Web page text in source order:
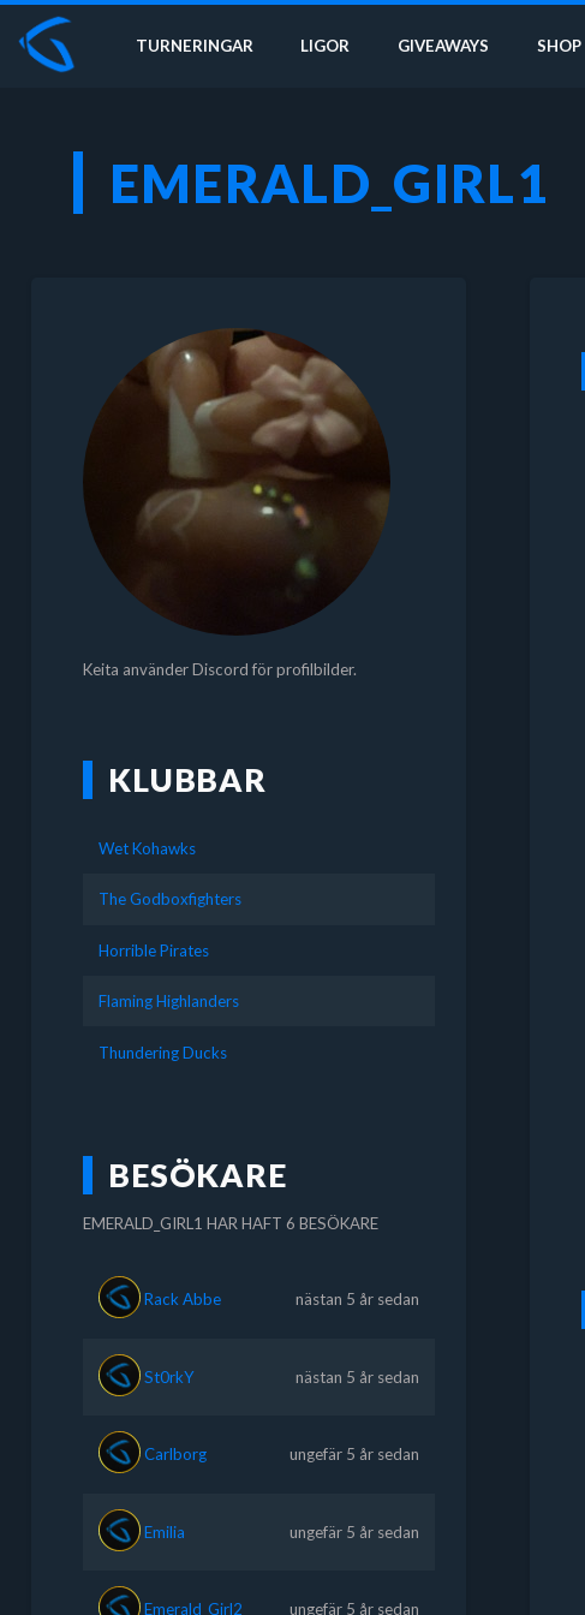
TURNERINGAR LIGOR GIVEAWAYS SHOP
EMERALD_GIRL1
Keita använder Discord för profilbilder.
KLUBBAR
Wet Kohawks
The Godboxfighters
Horrible Pirates
Flaming Highlanders
Thundering Ducks
BESÖKARE
EMERALD_GIRL1 HAR HAFT 6 BESÖKARE
Rack Abbe nästan 5 år sedan
St0rkY nästan 5 år sedan
Carlborg ungefär 5 år sedan
Emilia ungefär 5 år sedan
Emerald_Girl2 ungefär 5 år sedan